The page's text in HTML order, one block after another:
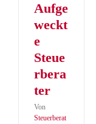
Aufge
weckt
e
Steue
rbera
ter
Von
Steuerberat